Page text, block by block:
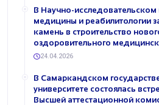
В Научно-исследовательском
медицины и реабилитологии
камень в строительство
оздоровительного
24.04.2026
В Самаркандском
университете состоялась
Высшей аттестационной